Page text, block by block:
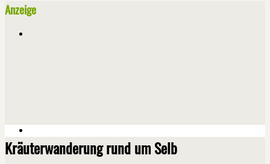
Anzeige
Kräuterwanderung rund um Selb